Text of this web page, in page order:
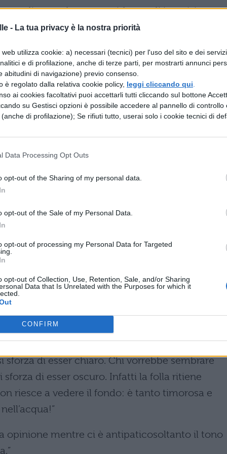
- La tua privacy è la nostra priorità
utilizza cookie: a) necessari (tecnici) per l'uso del sito e dei
e di profilazione, anche di terze parti, per mostrarti annunci
abitudini di navigazione) previo consenso.
è regolato dalla relativa cookie policy, leggi cliccando qui
ai cookies facoltativi puoi accettarli tutti cliccando sul bottone
su Gestisci opzioni è possibile accedere al pannello di controllo
di profilazione); Se rifiuti tutto, userai solo i cookie tecnici di
Data Processing Opt Outs
opt-out of the Sharing of my personal data.
opt-out of the Sale of my Personal Data.
opt-out of processing my Personal Data for Targeted
opt-out of Collection, Use, Retention, Sale, and/or Sharing
Data that Is Unrelated with the Purposes for which it
CONFIRM
di smascherare ogni forma di ipocrisia su
la metafisica, la morale, la religione e
dei vecchi valori se ne potranno costruire
per questo viene definito filosofo
nichilismo,per cui il mondo sia destinato ad
una luce, che il superuomo potrà
alcune frasi celebri del filosofo:
se ce ne fosse uno, non crederei che non sia
nell’amore, così come c’è sempre un grano
mi piace correre.”
bensì accecati dal fuoco che covano
per mantenere le promesse.”
tanto quanto il passato.”
essere un sistema per nascondersi.”
sforza di esser chiaro. Chi vorrebbe sembrare
di esser oscuro. Infatti la folla ritiene
riesce a vedere il fondo: è tanto timorosa e
opinione mentre ci è antipaticosoltanto il tono